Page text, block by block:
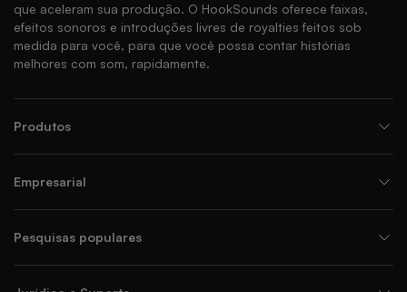
que aceleram sua produção. O HookSounds oferece faixas,
efeitos sonoros e introduções livres de royalties feitos sob
medida para você, para que você possa contar histórias
melhores com som, rapidamente.
Produtos
Empresarial
Pesquisas populares